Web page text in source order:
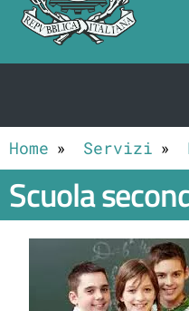
Home Servizi
Scuola